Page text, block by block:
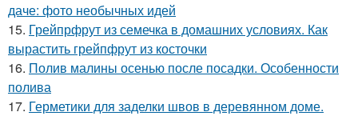
даче: фото необычных идей
15. Грейпрфрут из семечка в домашних условиях. Как
вырастить грейпфрут из косточки
16. Полив малины осенью после посадки. Особенности
полива
17. Герметики для заделки швов в деревянном доме.